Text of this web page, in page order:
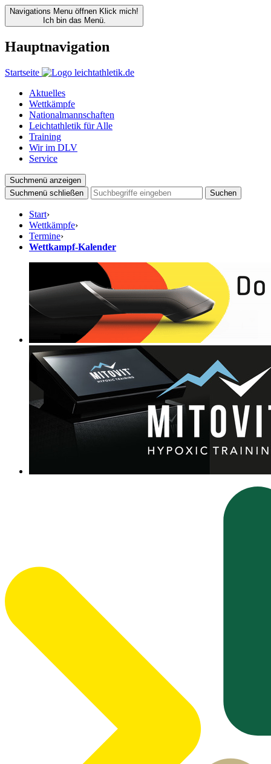
Navigations Menu öffnen Klick mich!
Ich bin das Menü.
Hauptnavigation
Startseite
Aktuelles
Wettkämpfe
Nationalmannschaften
Leichtathletik für Alle
Training
Wir im DLV
Service
Suchmenü anzeigen
Suchmenü schließen
Suchen
Start›
Wettkämpfe›
Termine›
Wettkampf-Kalender